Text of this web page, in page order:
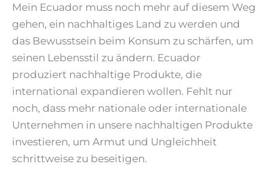
Mein Ecuador muss noch mehr auf diesem Weg
gehen, ein nachhaltiges Land zu werden und
das Bewusstsein beim Konsum zu schärfen, um
seinen Lebensstil zu ändern. Ecuador
produziert nachhaltige Produkte, die
international expandieren wollen. Fehlt nur
noch, dass mehr nationale oder internationale
Unternehmen in unsere nachhaltigen Produkte
investieren, um Armut und Ungleichheit
schrittweise zu beseitigen.